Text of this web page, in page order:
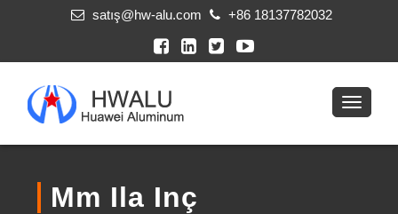
satış@hw-alu.com +86 18137782032
Mm Ila Inç